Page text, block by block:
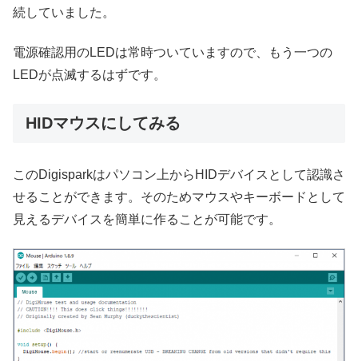
続していました。
電源確認用のLEDは常時ついていますので、もう一つの
LEDが点滅するはずです。
HIDマウスにしてみる
このDigisparkはパソコン上からHIDデバイスとして認識さ
せることができます。そのためマウスやキーボードとして
見えるデバイスを簡単に作ることが可能です。